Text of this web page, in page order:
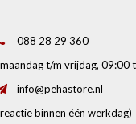
088 28 29 360
t/m vrijdag,
info@pehastore.nl
binnen één werkdag)